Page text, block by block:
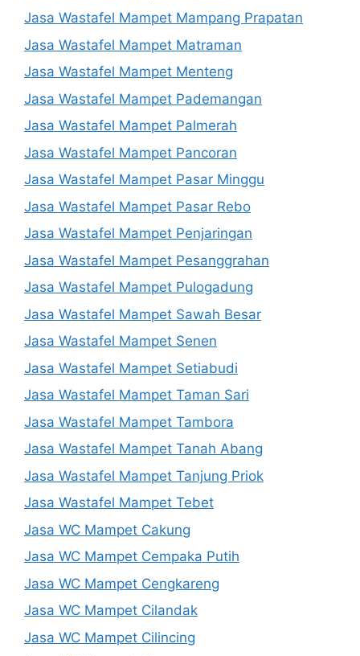
Jasa Wastafel Mampet Mampang Prapatan
Jasa Wastafel Mampet Matraman
Jasa Wastafel Mampet Menteng
Jasa Wastafel Mampet Pademangan
Jasa Wastafel Mampet Palmerah
Jasa Wastafel Mampet Pancoran
Jasa Wastafel Mampet Pasar Minggu
Jasa Wastafel Mampet Pasar Rebo
Jasa Wastafel Mampet Penjaringan
Jasa Wastafel Mampet Pesanggrahan
Jasa Wastafel Mampet Pulogadung
Jasa Wastafel Mampet Sawah Besar
Jasa Wastafel Mampet Senen
Jasa Wastafel Mampet Setiabudi
Jasa Wastafel Mampet Taman Sari
Jasa Wastafel Mampet Tambora
Jasa Wastafel Mampet Tanah Abang
Jasa Wastafel Mampet Tanjung Priok
Jasa Wastafel Mampet Tebet
Jasa WC Mampet Cakung
Jasa WC Mampet Cempaka Putih
Jasa WC Mampet Cengkareng
Jasa WC Mampet Cilandak
Jasa WC Mampet Cilincing